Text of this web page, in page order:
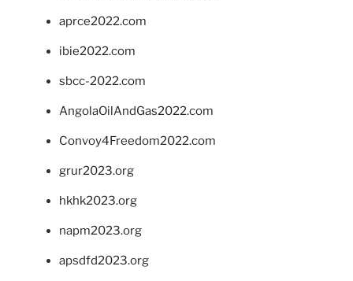
aprce2022.com
ibie2022.com
sbcc-2022.com
AngolaOilAndGas2022.com
Convoy4Freedom2022.com
grur2023.org
hkhk2023.org
napm2023.org
apsdfd2023.org